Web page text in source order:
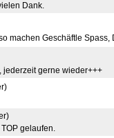
Dank.
machen Geschäftle Spass,
gerne wieder+++
gelaufen.